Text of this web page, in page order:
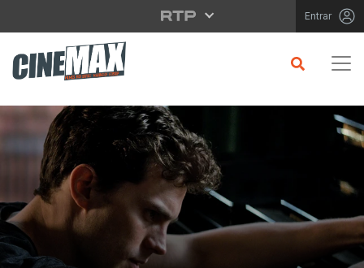
Saltar para o conteúdo principal Entrar